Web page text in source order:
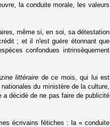
la conduite morale, les valeurs
même si, en soi, sa détestation
; et il n'est guère étonnant que
confondues intrinsèquement
littéraire de ce mois, qui lui est
du ministère de la culture,
a décidé de ne pas faire de publicité
écrivains fétiches : la « conduite